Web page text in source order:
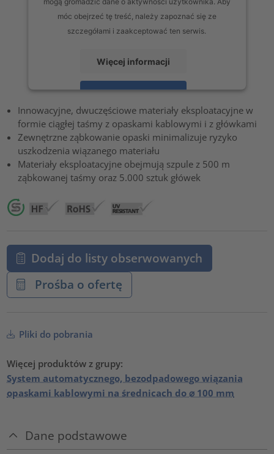
móc obejrzeć tę treść, należy zapoznać się ze
szczegółami i zaakceptować ten serwis.
Więcej informacji
Zaakceptuj
powered byUsercentrics Consent Management Platform
Innowacyjne, dwuczęściowe materiały eksploatacyjne w
formie ciągłej taśmy z opaskami kablowymi i z główkami
Zewnętrzne ząbkowanie opaski minimalizuje ryzyko
uszkodzenia wiązanego materiału
Materiały eksploatacyjne obejmują szpule z 500 m
ząbkowanej taśmy oraz 5.000 sztuk główek
Dodaj do listy obserwowanych
Prośba o ofertę
Pliki do pobrania
Więcej produktów z grupy:
System automatycznego, bezodpadowego wiązania
opaskami kablowymi na średnicach do ⌀ 100 mm
Dane podstawowe